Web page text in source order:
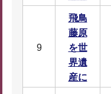
9
飛鳥
藤原
を世
界遺
産に